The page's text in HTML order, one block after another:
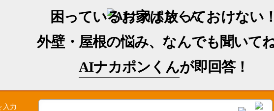
困っているお家は放っておけない
外壁・屋根の悩み、なんでも聞いて
AIナカポンくんが即回答！
入力